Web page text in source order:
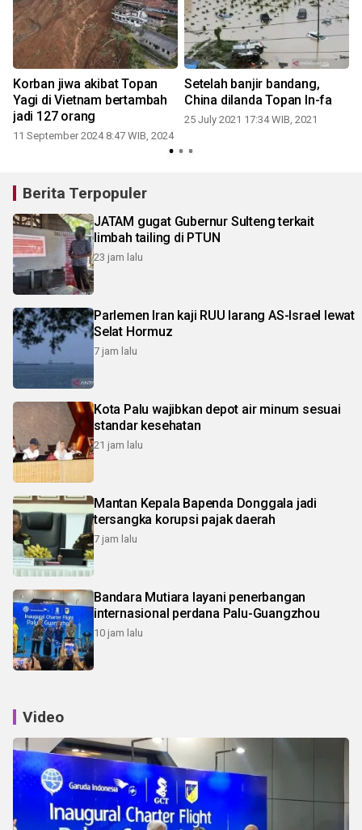
Korban jiwa akibat Topan
Yagi di Vietnam bertambah
jadi 127 orang
11 September 2024 8:47 WIB, 2024
Setelah banjir bandang,
China dilanda Topan In-fa
25 July 2021 17:34 WIB, 2021
Berita Terpopuler
JATAM gugat Gubernur Sulteng terkait
limbah tailing di PTUN
23 jam lalu
Parlemen Iran kaji RUU larang AS-Israel lewat
Selat Hormuz
7 jam lalu
Kota Palu wajibkan depot air minum sesuai
standar kesehatan
21 jam lalu
Mantan Kepala Bapenda Donggala jadi
tersangka korupsi pajak daerah
7 jam lalu
Bandara Mutiara layani penerbangan
internasional perdana Palu-Guangzhou
10 jam lalu
Video